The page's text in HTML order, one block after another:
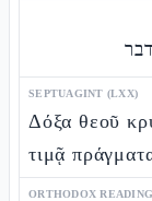
SEPTUAGINT (LXX)
Δόξα θεοῦ
τιμᾷ
ORTHODOX READING